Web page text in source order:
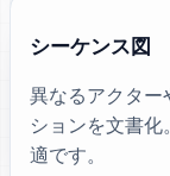
シーケンス図
異なるアクター
ションを文書
適です。